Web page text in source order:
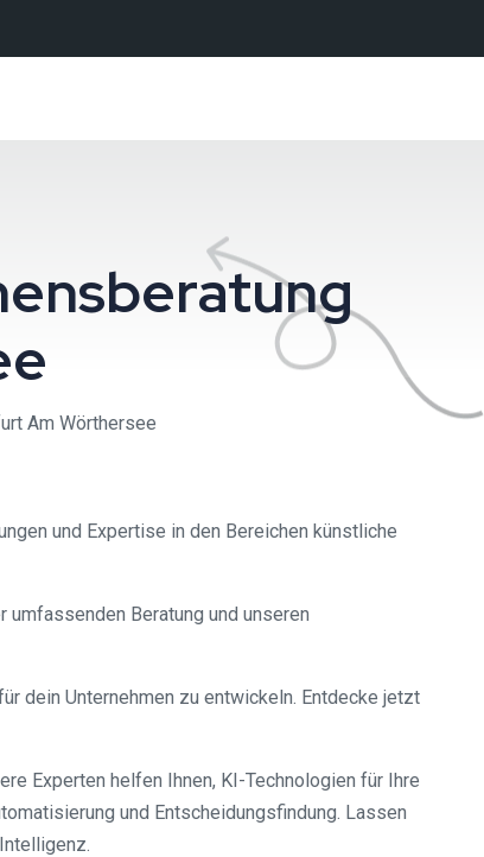
Am Wörthersee
und Expertise in den Bereichen künstliche
Beratung und unseren
dein Unternehmen zu entwickeln. Entdecke jetzt
Experten helfen Ihnen, KI-Technologien für Ihre
und Entscheidungsfindung. Lassen